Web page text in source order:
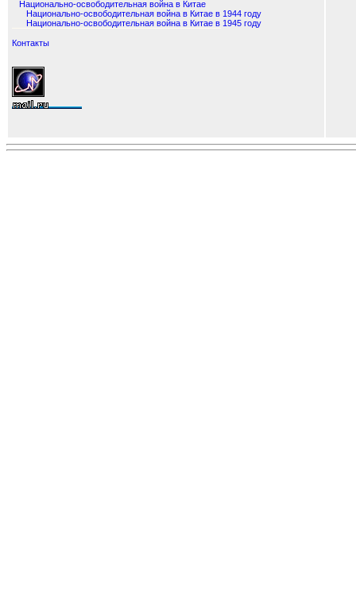
Национально-освободительная война в Китае
Национально-освободительная война в Китае в 1944 году
Национально-освободительная война в Китае в 1945 году
Контакты